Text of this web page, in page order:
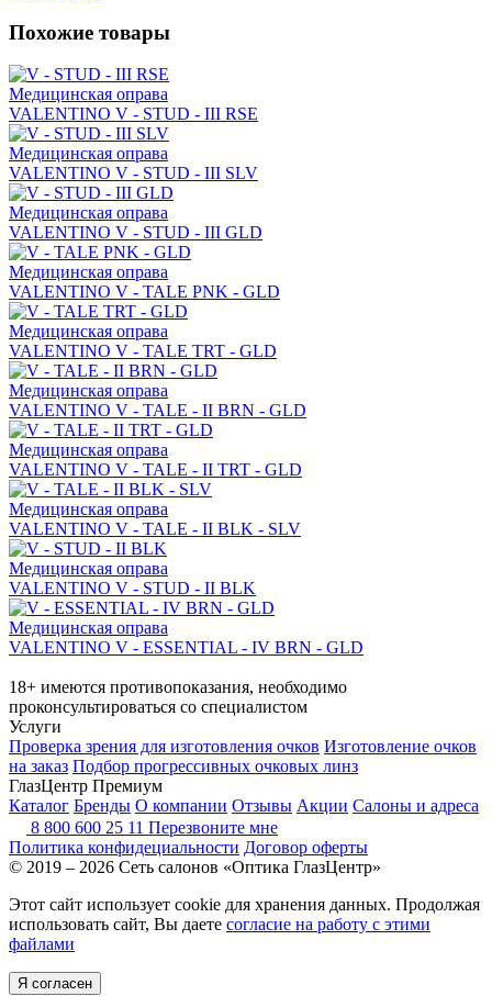
Похожие товары
Медицинская оправа
VALENTINO V - STUD - III RSE
Медицинская оправа
VALENTINO V - STUD - III SLV
Медицинская оправа
VALENTINO V - STUD - III GLD
Медицинская оправа
VALENTINO V - TALE PNK - GLD
Медицинская оправа
VALENTINO V - TALE TRT - GLD
Медицинская оправа
VALENTINO V - TALE - II BRN - GLD
Медицинская оправа
VALENTINO V - TALE - II TRT - GLD
Медицинская оправа
VALENTINO V - TALE - II BLK - SLV
Медицинская оправа
VALENTINO V - STUD - II BLK
Медицинская оправа
VALENTINO V - ESSENTIAL - IV BRN - GLD
18+ имеются противопоказания, необходимо
проконсультироваться со специалистом
Услуги
Проверка зрения для изготовления очков Изготовление очков
на заказ Подбор прогрессивных очковых линз
ГлазЦентр Премиум
Каталог Бренды О компании Отзывы Акции Салоны и адреса
8 800 600 25 11 Перезвоните мне
Политика конфидециальности Договор оферты
© 2019 – 2026 Сеть салонов «Оптика ГлазЦентр»
Этот сайт использует cookie для хранения данных. Продолжая
использовать сайт, Вы даете согласие на работу с этими
файлами
Я согласен